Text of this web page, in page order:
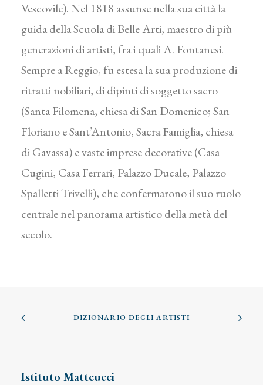
Vescovile). Nel 1818 assunse nella sua città la
guida della Scuola di Belle Arti, maestro di più
generazioni di artisti, fra i quali A. Fontanesi.
Sempre a Reggio, fu estesa la sua produzione di
ritratti nobiliari, di dipinti di soggetto sacro
(Santa Filomena, chiesa di San Domenico; San
Floriano e Sant’Antonio, Sacra Famiglia, chiesa
di Gavassa) e vaste imprese decorative (Casa
Cugini, Casa Ferrari, Palazzo Ducale, Palazzo
Spalletti Trivelli), che confermarono il suo ruolo
centrale nel panorama artistico della metà del
secolo.
DIZIONARIO DEGLI ARTISTI
Istituto Matteucci